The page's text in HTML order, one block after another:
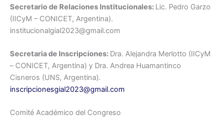
Secretario de Relaciones Institucionales: Lic. Pedro Garzo
(IICyM – CONICET, Argentina).
institucionalgial2023@gmail.com
Secretaria de Inscripciones: Dra. Alejandra Merlotto (IICyM
– CONICET, Argentina) y Dra. Andrea Huamantinco
Cisneros (UNS, Argentina).
inscripcionesgial2023@gmail.com
Comité Académico del Congreso